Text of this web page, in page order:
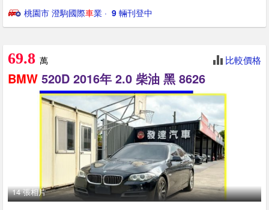
桃園市 澄駒國際車業 · ‎ 9 輛刊登中
69.8 萬 比較價格
BMW 520D 2016年 2.0 柴油 黑 8626
14 張相片